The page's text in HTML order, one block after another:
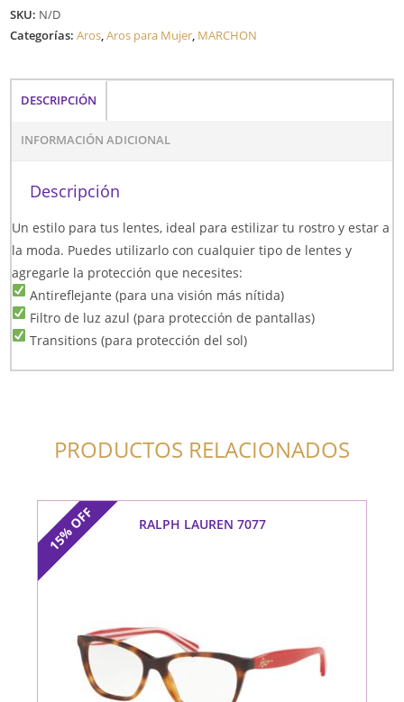
SKU: N/D
Categorías:Aros,Aros para Mujer, MARCHON
DESCRIPCIÓN
INFORMACIÓN ADICIONAL
Descripción
Un estilo para tus lentes, ideal para estilizar tu rostro y estar a
la moda. Puedes utilizarlo con cualquier tipo de lentes y
agregarle la protección que necesites:
Antireflejante (para una visión más nítida)
Filtro de luz azul (para protección de pantallas)
Transitions (para protección del sol)
PRODUCTOS RELACIONADOS
15%
OFF RALPH LAUREN 7077